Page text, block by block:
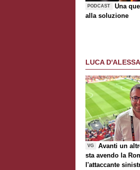
PODCAST
Una
alla soluzione
LUCA
VG
Avanti un
sta avendo la
l'attaccante